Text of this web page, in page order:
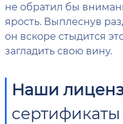
не обратил бы
ярость. Выплеснув
он вскоре стыдится
загладить свою вину.
Наши
сертификаты